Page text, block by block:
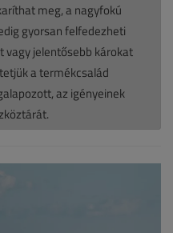
meg, a nagyfokú
gyorsan felfedezheti
jelentősebb károkat
a termékcsalád
az igényeinek